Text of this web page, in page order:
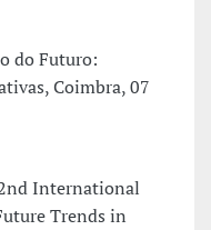
do Futuro:
Coimbra, 07
2nd International
Trends in